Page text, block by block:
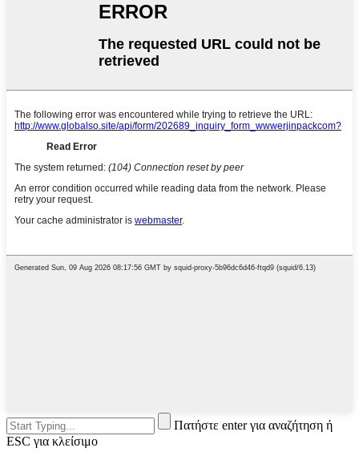
Πατήστε enter για αναζήτηση ή
ESC για κλείσιμο